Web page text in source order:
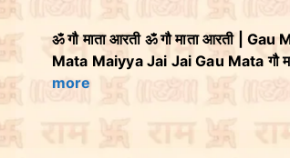
ॐ गौ माता आरती ॐ गौ माता आरती |
Mata Maiyya Jai Jai Gau Mata गौ
more